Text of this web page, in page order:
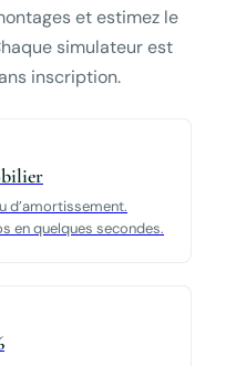
et estimez le
simulateur est
inscription.
d’amortissement.
en quelques secondes.